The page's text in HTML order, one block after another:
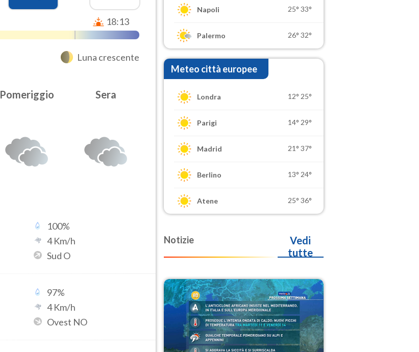
18:13
Luna crescente
Pomeriggio Sera
100%
4Km/h
Sud O
97%
4Km/h
Ovest NO
Napoli 25° 33°
Palermo 26° 32°
Meteo città europee
Londra 12° 25°
Parigi 14° 29°
Madrid 21° 37°
Berlino 13° 24°
Atene 25° 36°
Notizie
Vedi
tutte